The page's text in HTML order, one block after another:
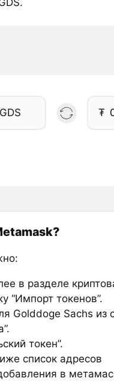
₮
в разделе
“Импорт токенов”.
Golddoge Sachs из
токен”.
список адресов
в